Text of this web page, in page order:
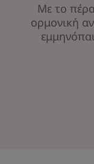
Με το
ορμονική